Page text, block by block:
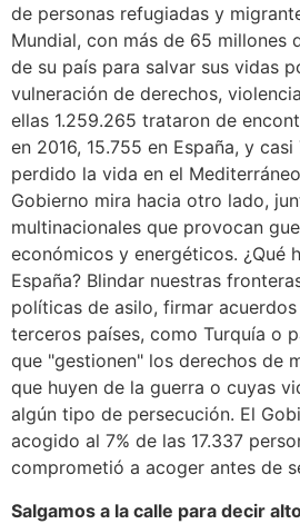
de personas refugiadas y
Mundial, con más de 65 millones
de su país para salvar sus vidas
vulneración de derechos,
ellas 1.259.265 trataron de
en 2016, 15.755 en España, y
perdido la vida en el
Gobierno mira hacia otro lado,
multinacionales que provocan
económicos y energéticos. ¿Qué
España? Blindar nuestras
políticas de asilo, firmar acuerdos
terceros países, como Turquía o
que "gestionen" los derechos de
que huyen de la guerra o cuyas
algún tipo de persecución. El
acogido al 7% de las 17.337
comprometió a acoger antes de
Salgamos a la calle para decir